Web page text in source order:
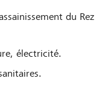
du Rez
électricité.